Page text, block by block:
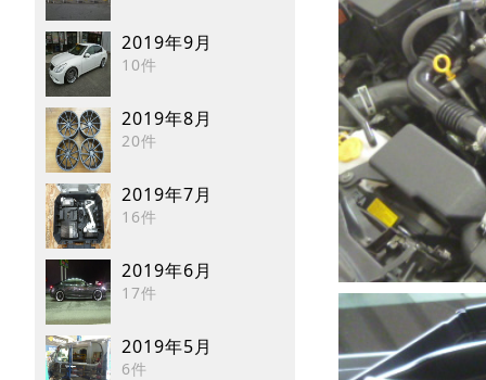
2019年9月
10件
2019年8月
20件
2019年7月
16件
2019年6月
17件
2019年5月
6件